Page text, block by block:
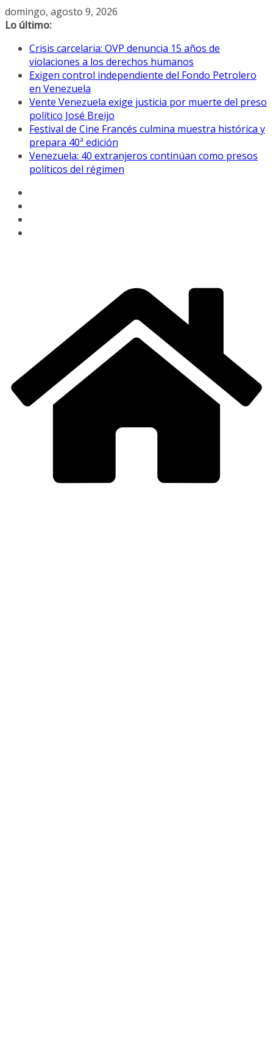
Saltar
al
domingo, agosto 9, 2026
Lo último:
Crisis carcelaria: OVP denuncia 15 años de
violaciones a los derechos humanos
Exigen control independiente del Fondo Petrolero
en Venezuela
Vente Venezuela exige justicia por muerte del preso
político José Breijo
Festival de Cine Francés culmina muestra histórica y
prepara 40ª edición
Venezuela: 40 extranjeros continúan como presos
políticos del régimen